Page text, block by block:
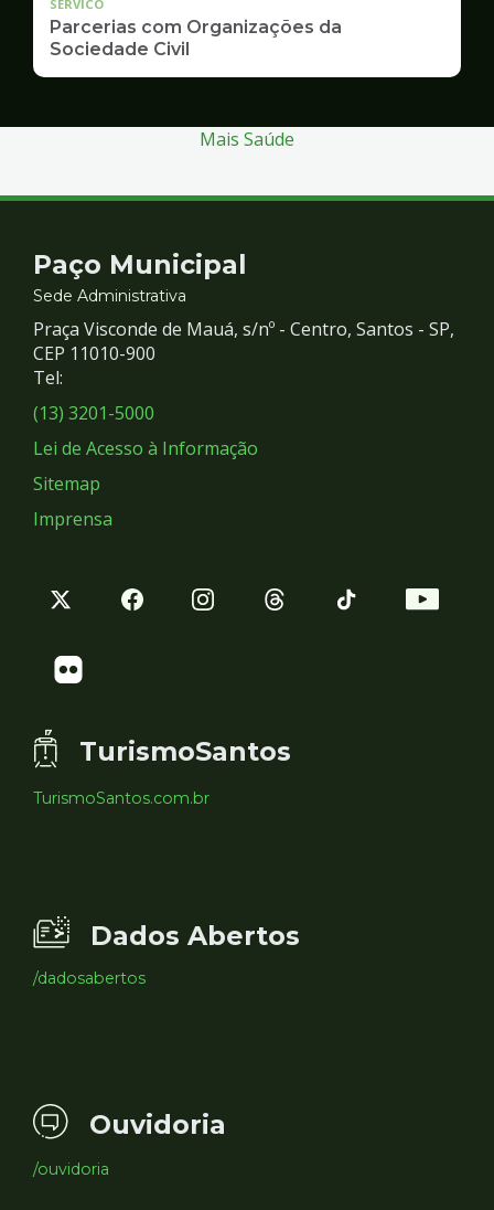
SERVICO
Parcerias com Organizações da
Sociedade Civil
Mais Saúde
Contato
e
Redes
Sociais
Paço Municipal
Sede Administrativa
Praça Visconde de Mauá, s/nº - Centro, Santos - SP,
CEP 11010-900
Tel:
(13) 3201-5000
Lei de Acesso à Informação
Sitemap
Imprensa
TurismoSantos
TurismoSantos.com.br
Dados Abertos
/dadosabertos
Ouvidoria
/ouvidoria